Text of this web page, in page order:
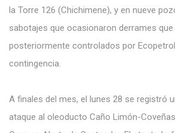
la Torre 126 (Chichimene), y en nueve
sabotajes que ocasionaron derrames
posteriormente controlados por
contingencia.
A finales del mes, el lunes 28 se registró
ataque al oleoducto Caño Limón-